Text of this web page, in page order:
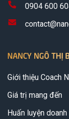
0904 600
NANCY NGÔ THỊ
Giới thiệu Coach
Giá trị mang đến
Huấn luyện